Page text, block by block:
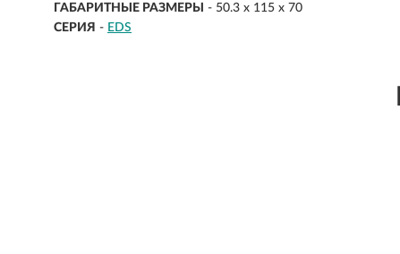
ГАБАРИТНЫЕ РАЗМЕРЫ
- 50.3 x 115 x 70
СЕРИЯ - EDS